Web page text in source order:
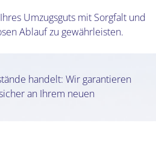
Umzugsguts mit Sorgfalt und
Ablauf zu gewährleisten.
handelt: Wir garantieren
an Ihrem neuen